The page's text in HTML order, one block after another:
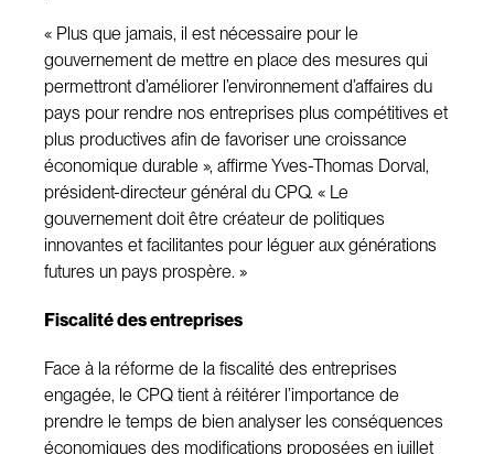
« Plus que jamais, il est nécessaire pour le
gouvernement de mettre en place des mesures qui
permettront d’améliorer l’environnement d’affaires du
pays pour rendre nos entreprises plus compétitives et
plus productives afin de favoriser une croissance
économique durable », affirme Yves-Thomas Dorval,
président-directeur général du CPQ. « Le
gouvernement doit être créateur de politiques
innovantes et facilitantes pour léguer aux générations
futures un pays prospère. »
Fiscalité des entreprises
Face à la réforme de la fiscalité des entreprises
engagée, le CPQ tient à réitérer l’importance de
prendre le temps de bien analyser les conséquences
économiques des modifications proposées en juillet